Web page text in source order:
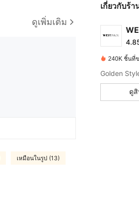
ดูเพิ่มเติม
เหมือนในรูป (13)
เกี่ยวกับร้า
240K ชิ้นที่ข
Golden
ดู